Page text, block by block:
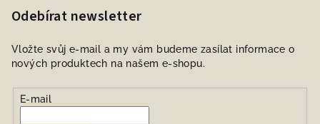
Odebírat newsletter
Vložte svůj e-mail a my vám budeme zasílat informace o
nových produktech na našem e-shopu.
E-mail